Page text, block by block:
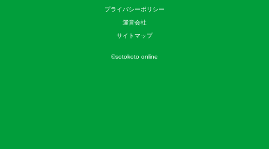
プライバシーポリシー
運営会社
サイトマップ
©sotokoto online